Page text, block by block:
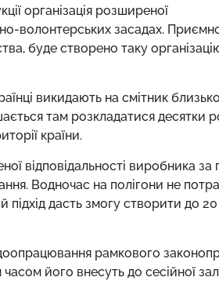
організація розширеної
волонтерських засадах.
буде створено таку
викидають на смітник
там розкладатися десятки
країни.
відповідальності виробника за
Водночас на полігони не
підхід дасть змогу створити до
рамкового
його внесуть до сесійної